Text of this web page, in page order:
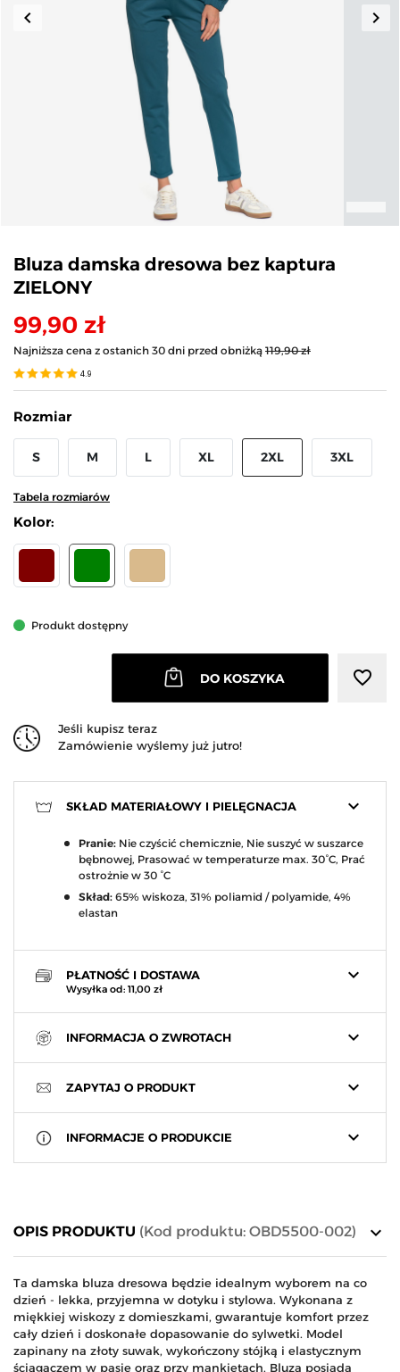
Poprzedni
keyboard_arrow_left keyboard_arrow_right
Bluza damska dresowa bez kaptura
ZIELONY
99,90 zł
Najniższa cena z ostanich 30 dni przed obniżką 119,90 zł
4.9
Rozmiar
S M L XL 2XL 3XL
Tabela rozmiarów
Kolor:
Produkt dostępny
DO KOSZYKA favorite_border
Jeśli kupisz teraz
Zamówienie wyślemy już jutro!
keyboard_arrow_down
SKŁAD MATERIAŁOWY I PIELĘGNACJA
Pranie: Nie czyścić chemicznie, Nie suszyć w suszarce
bębnowej, Prasować w temperaturze max. 30°C, Prać
ostrożnie w 30 °C
Skład: 65% wiskoza, 31% poliamid / polyamide, 4%
elastan
keyboard_arrow_down
PŁATNOŚĆ I DOSTAWA
Wysyłka od: 11,00 zł
keyboard_arrow_down
INFORMACJA O ZWROTACH
keyboard_arrow_down
ZAPYTAJ O PRODUKT
keyboard_arrow_down
INFORMACJE O PRODUKCIE
keyboard_arrow_down
OPIS PRODUKTU (Kod produktu: OBD5500-002)
Ta damska bluza dresowa będzie idealnym wyborem na co
dzień - lekka, przyjemna w dotyku i stylowa. Wykonana z
miękkiej wiskozy z domieszkami, gwarantuje komfort przez
cały dzień i doskonałe dopasowanie do sylwetki. Model
zapinany na złoty suwak, wykończony stójką i elastycznym
ściągaczem w pasie oraz przy mankietach. Bluza posiada